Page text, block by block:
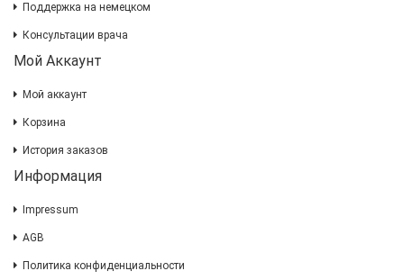
Поддержка на немецком
Консультации врача
Мой Аккаунт
Мой аккаунт
Корзина
История заказов
Информация
Impressum
AGB
Политика конфиденциальности